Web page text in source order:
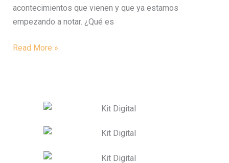
acontecimientos que vienen y que ya estamos
empezando a notar. ¿Qué es
Read More »